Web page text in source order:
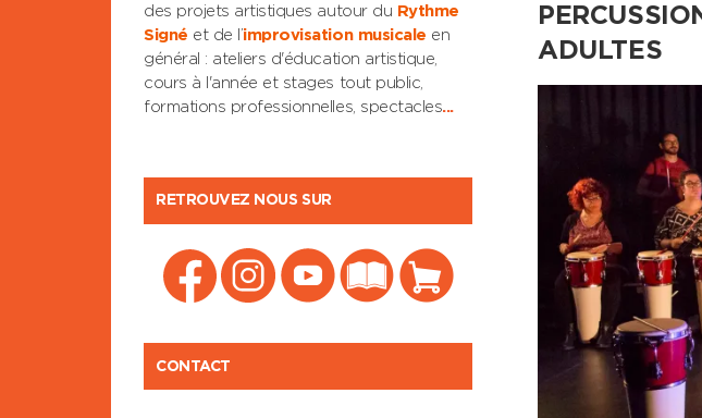
ADULTES
des projets artistiques autour du Rythme
Signé et de l’improvisation musicale en
général : ateliers d'éducation artistique,
cours à l'année et stages tout public,
formations professionnelles, spectacles...
RETROUVEZ NOUS SUR
CONTACT